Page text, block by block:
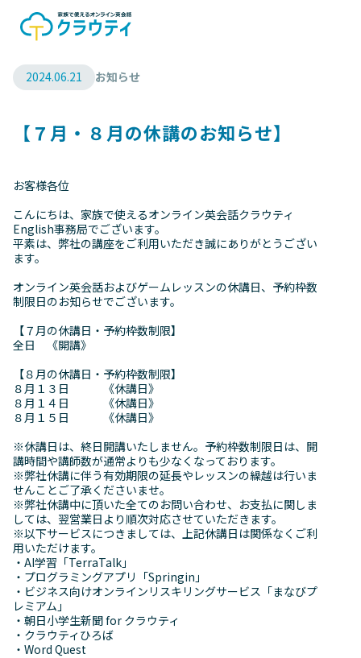
2024.06.21 お知らせ
【７月・８月の休講のお知らせ】
お客様各位
こんにちは、家族で使えるオンライン英会話クラウティ
English事務局でございます。
平素は、弊社の講座をご利用いただき誠にありがとうござい
ます。
オンライン英会話およびゲームレッスンの休講日、予約枠数
制限日のお知らせでございます。
【７月の休講日・予約枠数制限】
全日 《開講》
【８月の休講日・予約枠数制限】
８月１３日 《休講日》
８月１４日 《休講日》
８月１５日 《休講日》
※休講日は、終日開講いたしません。予約枠数制限日は、開
講時間や講師数が通常よりも少なくなっております。
※弊社休講に伴う有効期限の延長やレッスンの繰越は行いま
せんことご了承くださいませ。
※弊社休講中に頂いた全てのお問い合わせ、お支払に関しま
しては、翌営業日より順次対応させていただきます。
※以下サービスにつきましては、上記休講日は関係なくご利
用いただけます。
・AI学習「TerraTalk」
・プログラミングアプリ「Springin」
・ビジネス向けオンラインリスキリングサービス「まなびプ
レミアム」
・朝日小学生新聞 for クラウティ
・クラウティひろば
・Word Quest